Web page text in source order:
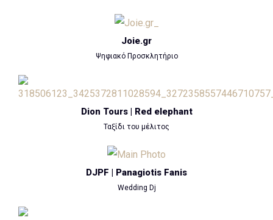
Joie.gr
Ψηφιακό Προσκλητήριο
Dion Tours | Red elephant
Ταξίδι του μέλιτος
DJPF | Panagiotis Fanis
Wedding Dj